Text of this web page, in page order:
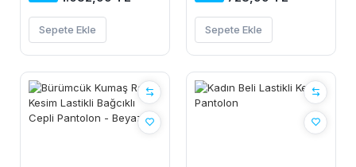
Sepete Ekle Sepete Ekle